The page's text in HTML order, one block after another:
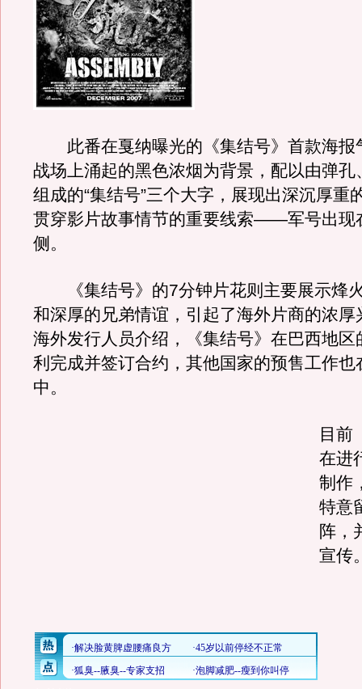
此番在戛纳曝光的《集结号》首款海报
战场上涌起的黑色浓烟为背景，配以由弹孔
组成的“集结号”三个大字，展现出深沉厚重
贯穿影片故事情节的重要线索——军号出现
侧。
《集结号》的7分钟片花则主要展示烽
和深厚的兄弟情谊，引起了海外片商的浓厚
海外发行人员介绍，《集结号》在巴西地区
利完成并签订合约，其他国家的预售工作也
中。
目前
在进
制作
特意
阵，
宣传